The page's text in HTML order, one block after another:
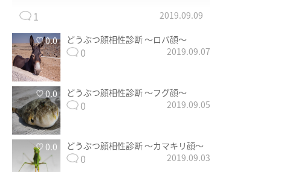
1 2019.09.09
0.0 どうぶつ顔相性診断 〜ロバ顔〜
0 2019.09.07
0.0 どうぶつ顔相性診断 〜フグ顔〜
0 2019.09.05
0.0 どうぶつ顔相性診断 〜カマキリ顔〜
0 2019.09.03